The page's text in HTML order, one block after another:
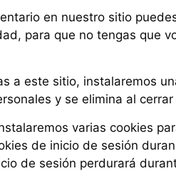
en nuestro sitio
para que no tengas que
a este sitio, instalaremos
y se elimina al
varias cookies
de inicio de sesión
de sesión perdurará